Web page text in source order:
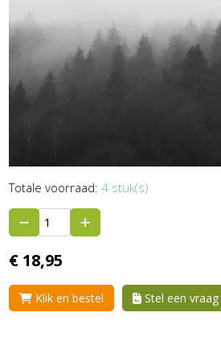
Totale voorraad:4 stuk(s)
€ 18,95
Klik en bestel Stel een